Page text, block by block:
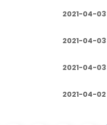
2021-04-03
2021-04-03
2021-04-03
2021-04-02